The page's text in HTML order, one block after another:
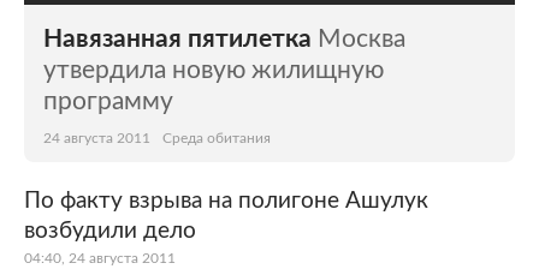
Навязанная пятилетка Москва
утвердила новую жилищную
программу
24 августа 2011 Среда обитания
По факту взрыва на полигоне Ашулук
возбудили дело
04:40, 24 августа 2011